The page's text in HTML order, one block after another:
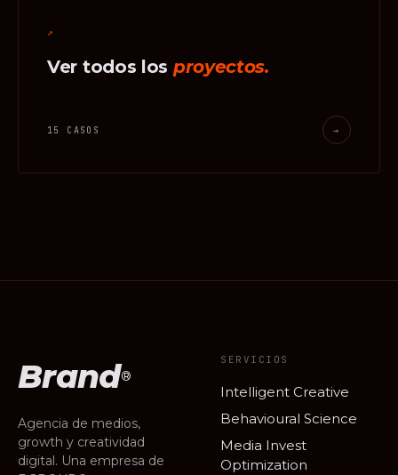
↗
Ver todos los proyectos.
15 CASOS →
Brand®
Agencia de medios,
growth y creatividad
digital. Una empresa de
SERVICIOS
Intelligent Creative
Behavioural Science
Media Invest
Optimization